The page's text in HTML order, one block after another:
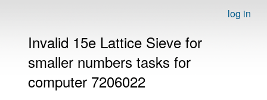
log in
Invalid 15e Lattice Sieve for
smaller numbers tasks for
computer 7206022